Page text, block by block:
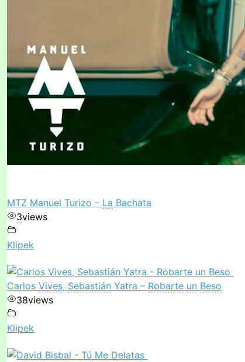
MTZ Manuel Turizo – La Bachata
3views
Klipek
Carlos Vives, Sebastián Yatra – Robarte un Beso
38views
Klipek